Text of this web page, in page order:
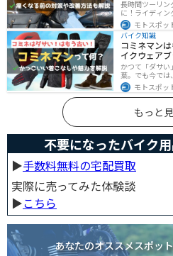
ださい。
感温度は気温よ
と同じではあり
長時間ツーリン
に！ライディ
への負担、今す
解説。腰痛対策
で楽しいツーリ
モトスポッ
バイク知識
コミネマン
イクウェア
し術
かつて「ダサ
葉。でも今では
なせるコミネ製
アイテムを使っ
ートなスタイル
モトスポッ
もっと
不要になったバイク
▶︎手数料無料の宅配買取
実際に売ってみた体験談
▶︎こちら
あなたのオススメスポッ